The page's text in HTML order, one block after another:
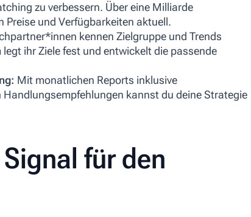
zu verbessern. Über eine Milliarde
und Verfügbarkeiten aktuell.
kennen Zielgruppe und Trends
ihr Ziele fest und entwickelt die passende
Mit monatlichen Reports inklusive
kannst du deine Strategie
für den